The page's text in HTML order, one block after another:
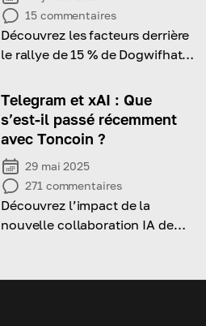
15 commentaires
Découvrez les facteurs derrière
le rallye de 15 % de Dogwifhat
attiré l’attention des traders.
Telegram et xAI : Que
s’est-il passé récemment
avec Toncoin ?
29 mai 2025
271 commentaires
Découvrez l’impact de la
nouvelle collaboration IA de